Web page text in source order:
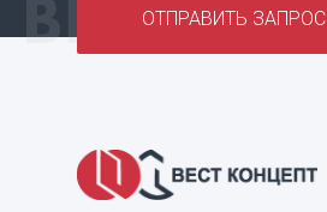
ОТПРАВИТЬ ЗАПРОС